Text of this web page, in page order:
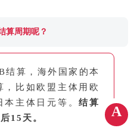
算周期呢？
结算，海外国家的本
，比如欧盟主体用欧
本主体日元等。结算
15天。
A